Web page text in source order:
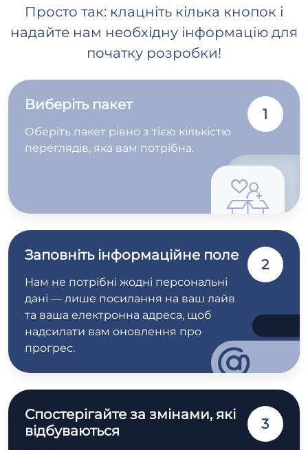
Просто так: клацніть кілька кнопок і
надайте нам необхідну інформацію для
початку розробки!
Виберіть пакет
Оберіть пакет рівно з тією кількістю
переглядів, яка вам потрібна.
1
Заповніть інформаційне поле
Нам не потрібні жодні персональні
дані — лише посилання на ваш лайв
та ваша електронна адреса, щоб
надсилати вам оновлення про
прогрес.
2
Спостерігайте за змінами, які
відбуваються
3